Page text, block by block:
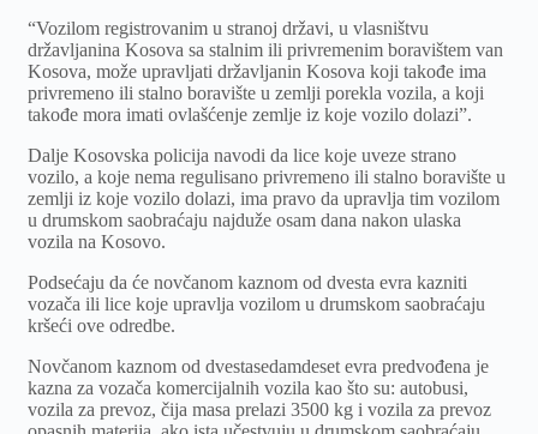
“Vozilom registrovanim u stranoj državi, u vlasništvu
državljanina Kosova sa stalnim ili privremenim boravištem van
Kosova, može upravljati državljanin Kosova koji takođe ima
privremeno ili stalno boravište u zemlji porekla vozila, a koji
takođe mora imati ovlašćenje zemlje iz koje vozilo dolazi”.
Dalje Kosovska policija navodi da lice koje uveze strano
vozilo, a koje nema regulisano privremeno ili stalno boravište u
zemlji iz koje vozilo dolazi, ima pravo da upravlja tim vozilom
u drumskom saobraćaju najduže osam dana nakon ulaska
vozila na Kosovo.
Podsećaju da će novčanom kaznom od dvesta evra kazniti
vozača ili lice koje upravlja vozilom u drumskom saobraćaju
kršeći ove odredbe.
Novčanom kaznom od dvestasedamdeset evra predvođena je
kazna za vozača komercijalnih vozila kao što su: autobusi,
vozila za prevoz, čija masa prelazi 3500 kg i vozila za prevoz